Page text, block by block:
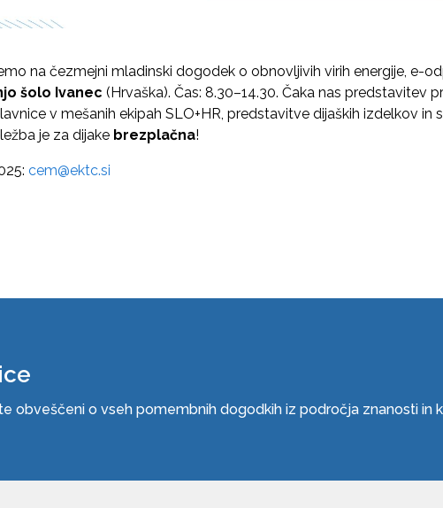
na čezmejni mladinski dogodek o obnovljivih virih energije, e-
šolo Ivanec (Hrvaška). Čas: 8.30–14.30. Čaka nas predstavitev
v mešanih ekipah SLO+HR, predstavitve dijaških izdelkov in
je za dijake brezplačna!
cem@ektc.si
obveščeni o vseh pomembnih dogodkih iz področja znanosti in